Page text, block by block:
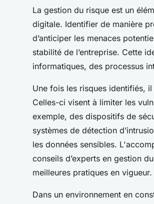
La gestion du risque est un
digitale. Identifier de manière
d’anticiper les menaces
stabilité de l’entreprise. Cette
informatiques, des processus
Une fois les risques identifiés,
Celles-ci visent à limiter les
exemple, des dispositifs de
systèmes de détection
les données sensibles.
conseils d’experts en gestion
meilleures pratiques en vigueur.
Dans un environnement en